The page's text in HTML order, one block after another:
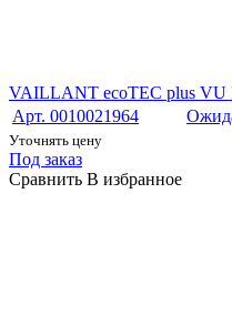
VAILLANT ecoTEC plus VU
Арт. 0010021964
Уточнять цену
Под заказ
Сравнить В избранное